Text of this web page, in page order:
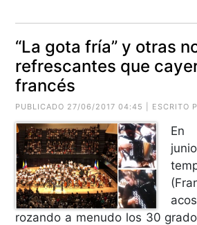
“La gota fría” y otras
refrescantes que
francés
PUBLICADO 27/06/2017 04:45 | ESCRITO
En
rozando a menudo los 30